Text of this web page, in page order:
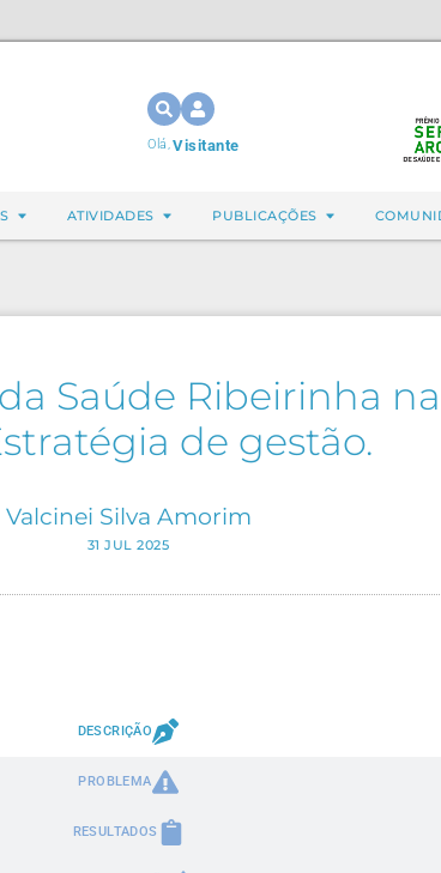
Olá,Visitante
ATIVIDADES PUBLICAÇÕES
Saúde Ribeirinha
de gestão.
Valcinei Silva Amorim
31 JUL 2025
DESCRIÇÃO
PROBLEMA
RESULTADOS